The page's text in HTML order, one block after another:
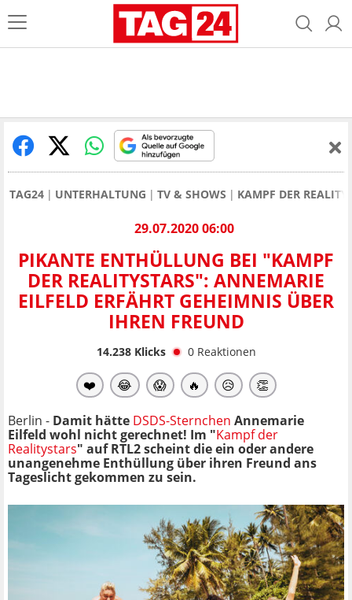
TAG24 UNTERHALTUNG TV & SHOWS KAMPF DER
29.07.2020 06:00
PIKANTE ENTHÜLLUNG BEI "KAMPF
DER REALITYSTARS": ANNEMARIE
EILFELD ERFÄHRT GEHEIMNIS ÜBER
IHREN FREUND
14.238Klicks 0 Reaktionen
❤️ 😂 😱 🔥 😥 👏
Berlin - Damit hätte DSDS-Sternchen Annemarie
Eilfeld wohl nicht gerechnet! Im "Kampf der
Realitystars" auf RTL2 scheint die ein oder andere
unangenehme Enthüllung über ihren Freund ans
Tageslicht gekommen zu sein.